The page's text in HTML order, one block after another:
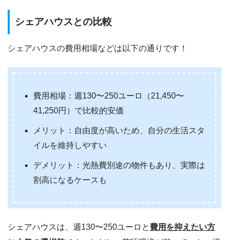
シェアハウスとの比較
シェアハウスの費用相場などは以下の通りです！
費用相場：週130〜250ユーロ（21,450〜
41,250円）で比較的安価
メリット：自由度が高いため、自分の生活スタ
イルを維持しやすい
デメリット：光熱費別途の物件もあり、実際は
割高になるケースも
シェアハウスは、週130〜250ユーロと費用を抑えたい方